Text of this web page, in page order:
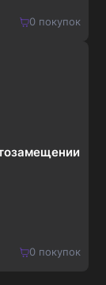
0покупок
0покупок